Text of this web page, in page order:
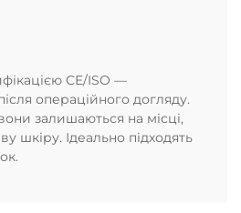
CE/ISO —
операційного догляду.
залишаються на місці,
шкіру. Ідеально підходять